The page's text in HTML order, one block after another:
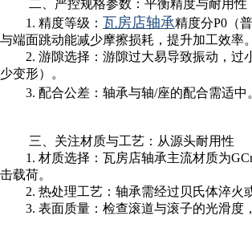
二、严控规格参数：平衡精度与耐用性
1. 精度等级： 瓦房店轴承精度分P0（
与端面跳动能减少摩擦损耗，提升加工效率
2. 游隙选择：游隙过大易导致振动，
少变形）。
3. 配合公差：轴承与轴/座的配合需适
三、关注材质与工艺：从源头耐用性
1. 材质选择：瓦房店轴承主流材质为
击载荷。
2. 热处理工艺：轴承需经过贝氏体淬
3. 表面质量：检查滚道与滚子的光滑